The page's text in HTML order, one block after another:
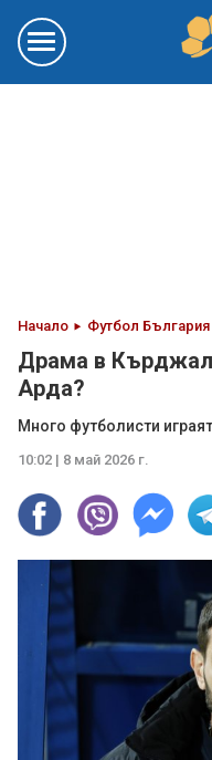
Начало Футбол България
Драма в
Арда?
Много футболисти
10:02 | 8 май 2026 г.